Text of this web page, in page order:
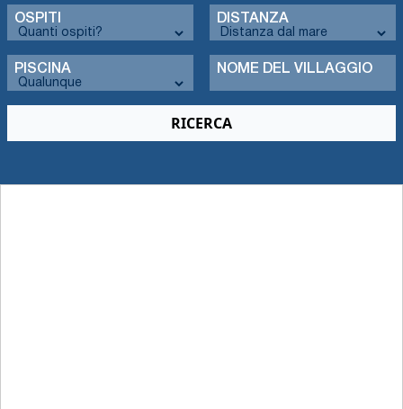
OSPITI DISTANZA
PISCINA NOME DEL VILLAGGIO